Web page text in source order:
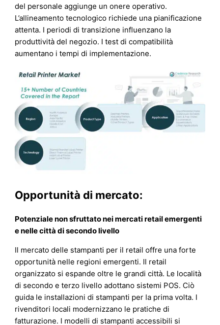
del personale aggiunge un onere operativo.
L’allineamento tecnologico richiede una pianificazione
attenta. I periodi di transizione influenzano la
produttività del negozio. I test di compatibilità
aumentano i tempi di implementazione.
Opportunità di mercato:
Potenziale non sfruttato nei mercati retail emergenti
e nelle città di secondo livello
Il mercato delle stampanti per il retail offre una forte
opportunità nelle regioni emergenti. Il retail
organizzato si espande oltre le grandi città. Le località
di secondo e terzo livello adottano sistemi POS. Ciò
guida le installazioni di stampanti per la prima volta. I
rivenditori locali modernizzano le pratiche di
fatturazione. I modelli di stampanti accessibili si